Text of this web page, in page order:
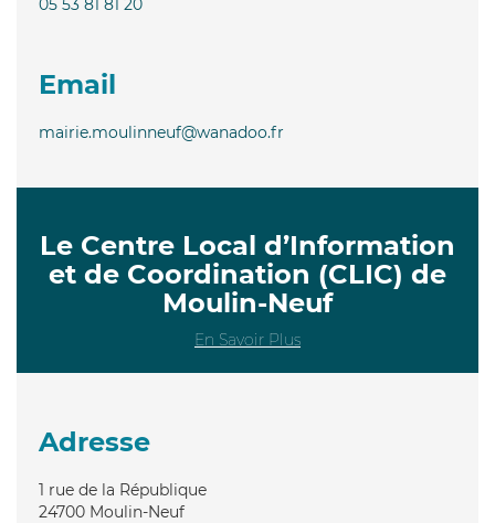
05 53 81 81 20
Email
mairie.moulinneuf@wanadoo.fr
Le Centre Local d’Information
et de Coordination (CLIC) de
Moulin-Neuf
En Savoir Plus
Adresse
1 rue de la République
24700 Moulin-Neuf